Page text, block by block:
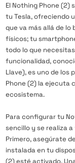
El Nothing Phone
tu Tesla, ofreciendo
que va más allá de
físicos; tu
todo lo que
funcionalidad,
Llave), es uno de los
Phone (2) la ejecuta
ecosistema.
Para configurar tu
sencillo y se realiza
Primero, asegúrate
instalada en tu
(2) esté activado.